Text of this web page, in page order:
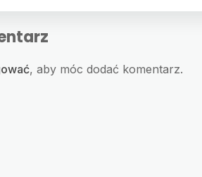
, aby móc dodać komentarz.